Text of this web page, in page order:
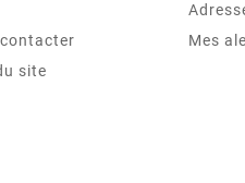
site
Mes